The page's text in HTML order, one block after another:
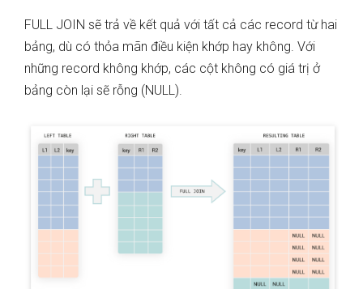
FULL JOIN sẽ trả về kết quả với tất cả các record từ hai
bảng, dù có thỏa mãn điều kiện khớp hay không. Với
những record không khớp, các cột không có giá trị ở
bảng còn lại sẽ rỗng (NULL).